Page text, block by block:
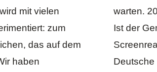
mit vielen
zum
das auf dem
haben
warten.
Ist der